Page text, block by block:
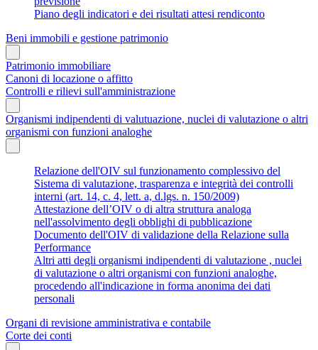
Piano degli indicatori e dei risultati attesi rendiconto
Beni immobili e gestione patrimonio
Patrimonio immobiliare
Canoni di locazione o affitto
Controlli e rilievi sull'amministrazione
Organismi indipendenti di valutuazione, nuclei di valutazione o altri
organismi con funzioni analoghe
Relazione dell'OIV sul funzionamento complessivo del
Sistema di valutazione, trasparenza e integrità dei controlli
interni (art. 14, c. 4, lett. a, d.lgs. n. 150/2009)
Attestazione dell’OIV o di altra struttura analoga
nell'assolvimento degli obblighi di pubblicazione
Documento dell'OIV di validazione della Relazione sulla
Performance
Altri atti degli organismi indipendenti di valutazione , nuclei
di valutazione o altri organismi con funzioni analoghe,
procedendo all'indicazione in forma anonima dei dati
personali
Organi di revisione amministrativa e contabile
Corte dei conti